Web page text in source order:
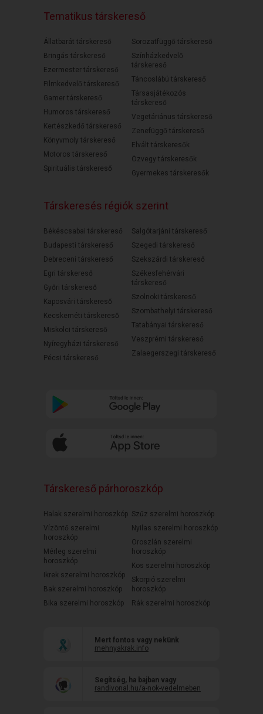
Tematikus társkereső
Állatbarát társkereső
Bringás társkereső
Ezermester társkereső
Filmkedvelő társkereső
Gamer társkereső
Humoros társkereső
Kertészkedő társkereső
Könyvmoly társkereső
Motoros társkereső
Spirituális társkereső
Sorozatfüggő társkereső
Színházkedvelő
társkereső
Táncoslábú társkereső
Társasjátékozós
társkereső
Vegetáriánus társkereső
Zenefüggő társkereső
Elvált társkeresők
Özvegy társkeresők
Gyermekes társkeresők
Társkeresés régiók szerint
Békéscsabai társkereső
Budapesti társkereső
Debreceni társkereső
Egri társkereső
Győri társkereső
Kaposvári társkereső
Kecskeméti társkereső
Miskolci társkereső
Nyíregyházi társkereső
Pécsi társkereső
Salgótarjáni társkereső
Szegedi társkereső
Szekszárdi társkereső
Székesfehérvári
társkereső
Szolnoki társkereső
Szombathelyi társkereső
Tatabányai társkereső
Veszprémi társkereső
Zalaegerszegi társkereső
Társkereső párhoroszkóp
Halak szerelmi horoszkóp
Vízöntő szerelmi
horoszkóp
Mérleg szerelmi
horoszkóp
Ikrek szerelmi horoszkóp
Bak szerelmi horoszkóp
Bika szerelmi horoszkóp
Szűz szerelmi horoszkóp
Nyilas szerelmi horoszkóp
Oroszlán szerelmi
horoszkóp
Kos szerelmi horoszkóp
Skorpió szerelmi
horoszkóp
Rák szerelmi horoszkóp
Mert fontos vagy nekünk
mehnyakrak.info
Segítség, ha bajban vagy
randivonal.hu/a-nok-vedelmeben